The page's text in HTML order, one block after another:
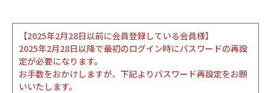
【2025年2月28日以前に会員登録している会員様】
2025年2月28日以降で最初のログイン時にパスワードの再設
定が必要になります。
お手数をおかけしますが、下記よりパスワード再設定をお願
いいたします。